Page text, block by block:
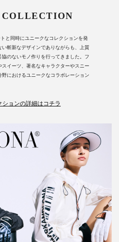
と同時にユニークなコレクションを発
斬新なデザインでありながらも、上質
のないモノ作りを行ってきました。フ
イーツ、著名なキャラクターやスニー
におけるユニークなコラボレーション
ョンの詳細はコチラ